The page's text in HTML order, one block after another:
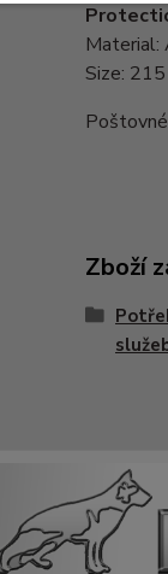
Material:
Size: 215
Zboží